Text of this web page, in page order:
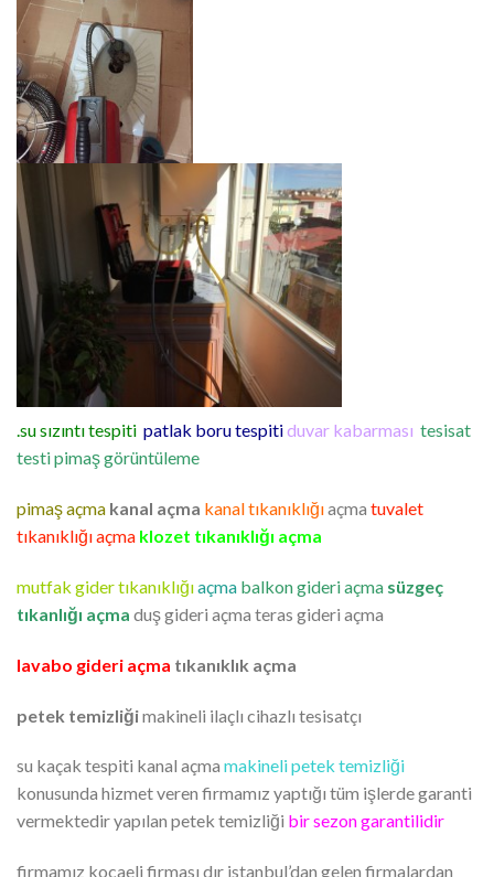
.su sızıntı tespiti patlak boru tespitiduvar kabarması tesisat
testipimaş görüntüleme
pimaş açma kanal açma kanal tıkanıklığıaçma tuvalet
tıkanıklığı açma klozet tıkanıklığı açma
mutfak gider tıkanıklığıaçma balkon gideri açma süzgeç
tıkanlığı açma duş gideri açma teras gideri açma
lavabo gideri açma tıkanıklık açma
petek temizliğimakineli ilaçlı cihazlı tesisatçı
su kaçak tespiti kanal açma makineli petek temizliği
konusunda hizmet veren firmamız yaptığı tüm işlerde garanti
vermektedir yapılan petek temizliği bir sezon garantilidir
firmamız kocaeli firması dır istanbul’dan gelen firmalardan